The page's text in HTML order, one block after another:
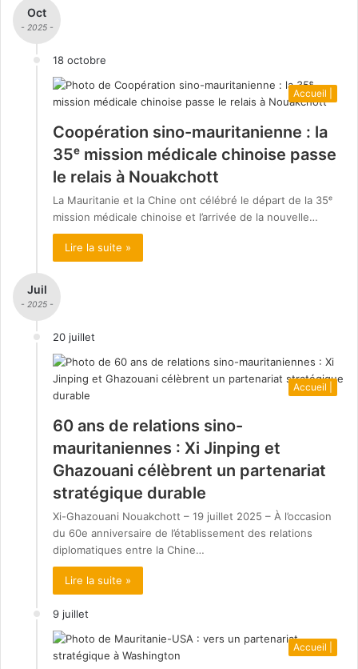
Oct
- 2025 -
18 octobre
Accueil |
Coopération sino-mauritanienne : la
35ᵉ mission médicale chinoise passe
le relais à Nouakchott
La Mauritanie et la Chine ont célébré le départ de la 35ᵉ
mission médicale chinoise et l’arrivée de la nouvelle…
Lire la suite »
Juil
- 2025 -
20 juillet
Accueil |
60 ans de relations sino-
mauritaniennes : Xi Jinping et
Ghazouani célèbrent un partenariat
stratégique durable
Xi-Ghazouani Nouakchott – 19 juillet 2025 – À l’occasion
du 60e anniversaire de l’établissement des relations
diplomatiques entre la Chine…
Lire la suite »
9 juillet
Accueil |